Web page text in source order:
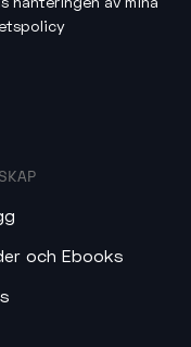
och Ebooks